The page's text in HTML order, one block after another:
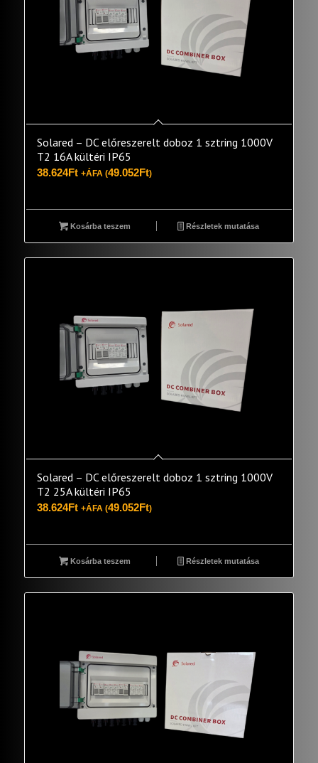
Solared – DC előreszerelt doboz 1 sztring 1000V
T2 16A kültéri IP65
38.624Ft +ÁFA (49.052Ft)
Kosárba teszem Részletek mutatása
Solared – DC előreszerelt doboz 1 sztring 1000V
T2 25A kültéri IP65
38.624Ft +ÁFA (49.052Ft)
Kosárba teszem Részletek mutatása